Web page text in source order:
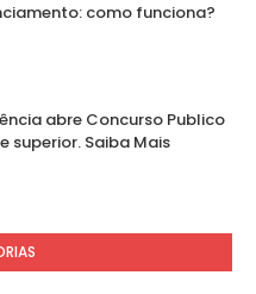
como funciona?
abre Concurso Publico
superior. Saiba Mais